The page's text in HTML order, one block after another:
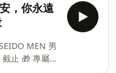
，你永遠